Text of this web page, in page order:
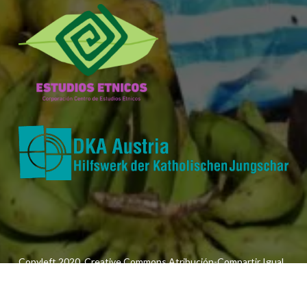
Copyleft 2020. Creative Commons Atribución-Compartir Igual